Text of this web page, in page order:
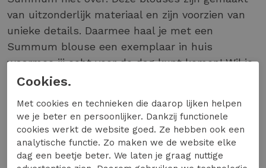
van uitzonderlijk materiaal en zijn voorzien van
unieke details. Daarmee haal je met een
Summum blouse een exemplaar in huis
waarmee jij echt voor de dag kunt komen! Wil je
graag meer weten over blouses van Summum
Mooie Materialen, Rijke Details
Alle blouses van Summum worden ontworpen
in hun atelier in Amsterdam. Hierdoor kunnen de
Cookies.
Met cookies en technieken die daarop lijken helpen
we je beter en persoonlijker. Dankzij functionele
cookies werkt de website goed. Ze hebben ook een
analytische functie. Zo maken we de website elke
dag een beetje beter. We laten je graag nuttige